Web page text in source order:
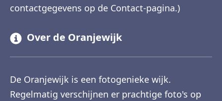
contactgegevens op de Contact-pagina.)
Over de Oranjewijk
De Oranjewijk is een fotogenieke wijk.
Regelmatig verschijnen er prachtige foto's op